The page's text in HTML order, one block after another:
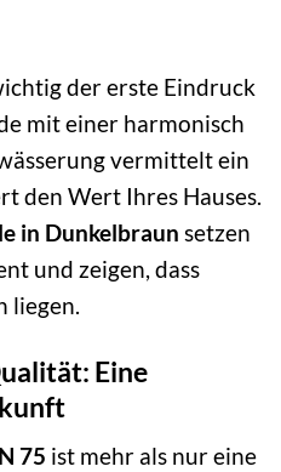
der erste Eindruck
mit einer harmonisch
vermittelt ein
den Wert Ihres Hauses.
in Dunkelbraun setzen
und zeigen, dass
liegen.
Eine
75 ist mehr als nur eine